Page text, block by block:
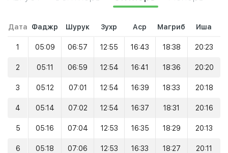
Дата Фаджр Шурук Зухр Аср Магриб Иша
1 05:09 06:57 12:55 16:43 18:38 20:23
2 05:11 06:59 12:54 16:41 18:36 20:20
3 05:12 07:01 12:54 16:39 18:33 20:18
4 05:14 07:02 12:54 16:37 18:31 20:16
5 05:16 07:04 12:53 16:35 18:29 20:13
6 05:18 07:06 12:53 16:33 18:27 20:11